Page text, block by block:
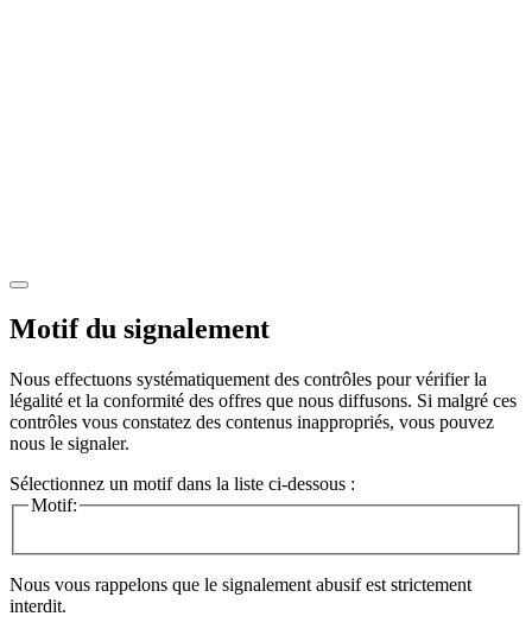
Motif du signalement
Nous effectuons systématiquement des contrôles pour vérifier la
légalité et la conformité des offres que nous diffusons. Si malgré ces
contrôles vous constatez des contenus inappropriés, vous pouvez
nous le signaler.
Sélectionnez un motif dans la liste ci-dessous :
Motif:
Nous vous rappelons que le signalement abusif est strictement
interdit.